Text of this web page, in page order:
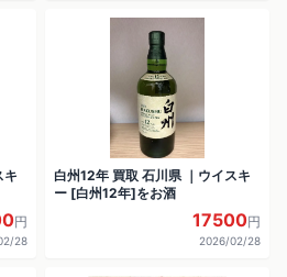
キ
円
28
白州12年 買取 石川県 ｜ウイスキ
ー [白州12年]をお酒
17500円
2026/02/28